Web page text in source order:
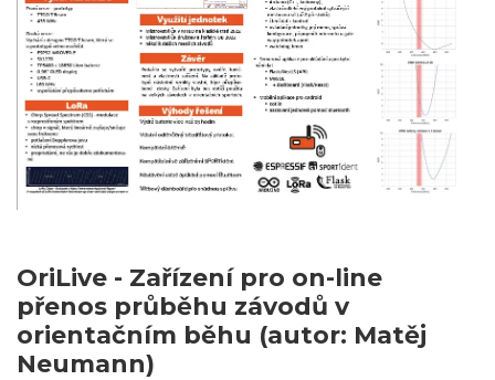
OriLive - Zařízení pro on-line
přenos průběhu závodů v
orientačním běhu (autor: Matěj
Neumann)